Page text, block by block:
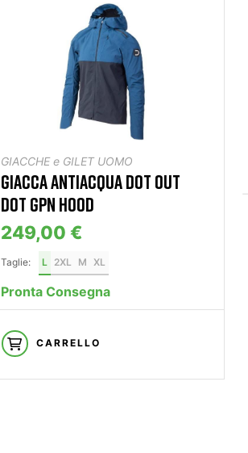
GIACCHE e GILET UOMO
GIACCA ANTIACQUA DOT OUT
DOT GPN HOOD
249,00 €
Taglie: L 2XL M XL
Pronta Consegna
CARRELLO